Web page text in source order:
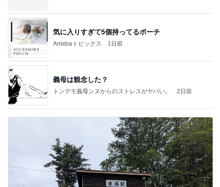
気に入りすぎて5個持ってるポーチ
Amebaトピックス 1日前
義母は観念した？
トンデモ義母ンヌからのストレスがヤバい。 2日前